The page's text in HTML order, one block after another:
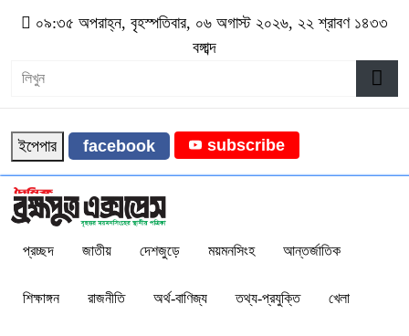
০৯:৩৫ অপরাহ্ন, বৃহস্পতিবার, ০৬ অগাস্ট ২০২৬, ২২ শ্রাবণ ১৪৩৩
বঙ্গাব্দ
ইপেপার facebook subscribe
প্রচ্ছদ জাতীয় দেশজুড়ে ময়মনসিংহ আন্তর্জাতিক
শিক্ষাঙ্গন রাজনীতি অর্থ-বাণিজ্য তথ্য-প্রযুক্তি খেলা